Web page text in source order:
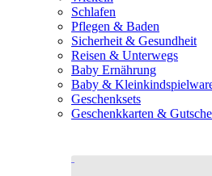
Schlafen
Pflegen & Baden
Sicherheit & Gesundheit
Reisen & Unterwegs
Baby Ernährung
Baby &
Geschenksets
Geschenkkarten &